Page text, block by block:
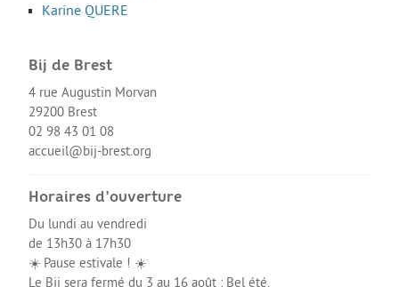
Métiers en uniforme
INTERNATIONAL
Préparer son départ
Stages, Études, Formations
Volontariat
Bénévolat
Séjours linguistiques / interculturels
Karine QUERE
Bij de Brest
4 rue Augustin Morvan
29200 Brest
02 98 43 01 08
accueil@bij-brest.org
Horaires d’ouverture
Du lundi au vendredi
de 13h30 à 17h30
☀️ Pause estivale ! ☀️
Le Bij sera fermé du 3 au 16 août : Bel été.